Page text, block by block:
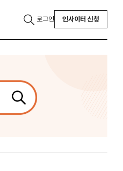
로그인 인사이터 신청